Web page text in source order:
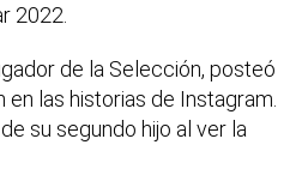
2022.
de la Selección, posteó
las historias de Instagram.
su segundo hijo al ver la